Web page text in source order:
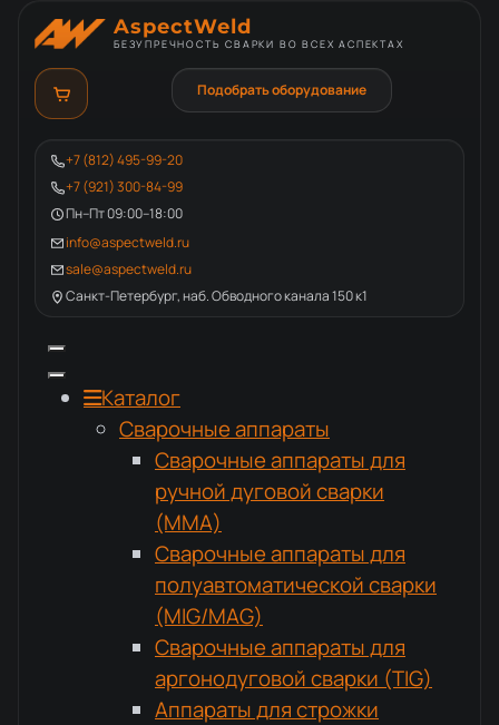
AspectWeld
БЕЗУПРЕЧНОСТЬ СВАРКИ ВО ВСЕХ АСПЕКТАХ
+7 (812) 495-99-20
+7 (921) 300-84-99
Пн–Пт 09:00–18:00
info@aspectweld.ru
sale@aspectweld.ru
Санкт-Петербург, наб. Обводного канала 150 к1
Подобрать оборудование
Каталог
Сварочные аппараты
Сварочные аппараты для
ручной дуговой сварки
(MMA)
Сварочные аппараты для
полуавтоматической сварки
(MIG/MAG)
Сварочные аппараты для
аргонодуговой сварки (TIG)
Аппараты для строжки